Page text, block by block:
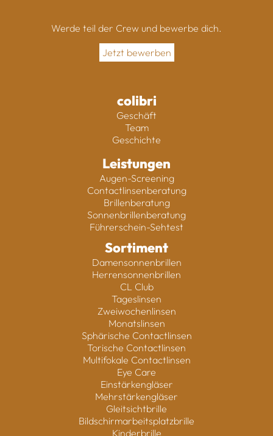
Werde teil der Crew und bewerbe dich.
Jetzt bewerben
colibri
Geschäft
Team
Geschichte
Leistungen
Augen-Screening
Contactlinsenberatung
Brillenberatung
Sonnenbrillenberatung
Führerschein-Sehtest
Sortiment
Damensonnenbrillen
Herrensonnenbrillen
CL Club
Tageslinsen
Zweiwochenlinsen
Monatslinsen
Sphärische Contactlinsen
Torische Contactlinsen
Multifokale Contactlinsen
Eye Care
Einstärkengläser
Mehrstärkengläser
Gleitsichtbrille
Bildschirmarbeitsplatzbrille
Kinderbrille